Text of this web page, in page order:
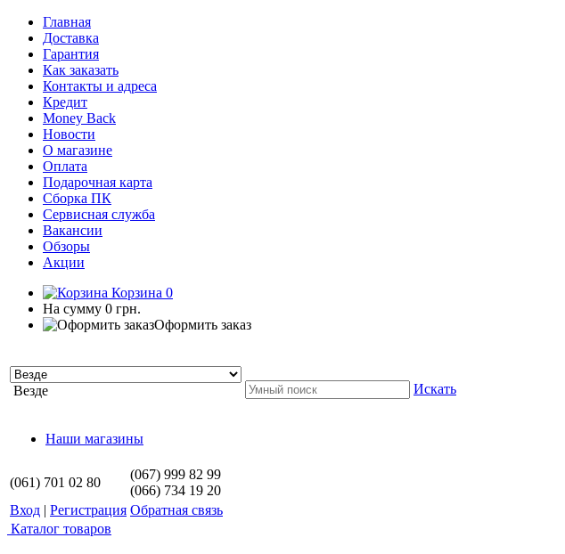
Главная
Доставка
Гарантия
Как заказать
Контакты и адреса
Кредит
Money Back
Новости
О магазине
Оплата
Подарочная карта
Сборка ПК
Сервисная служба
Вакансии
Обзоры
Акции
Корзина 0
На сумму 0 грн.
Оформить заказ
Везде Искать
Наши магазины
(061) 701 02 80
(067) 999 82 99
(066) 734 19 20
Вход | Регистрация Обратная связь
Каталог товаров